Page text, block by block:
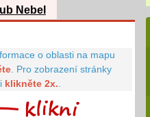
Nebel
o oblasti na mapu
. Pro zobrazení stránky
klikněte 2x.